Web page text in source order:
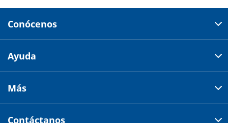
Conócenos
Av 18 de marzo # 309. Colonia la Nogalera.
Tiendas
Ayuda
Centro de ayuda
Más
Contáctanos